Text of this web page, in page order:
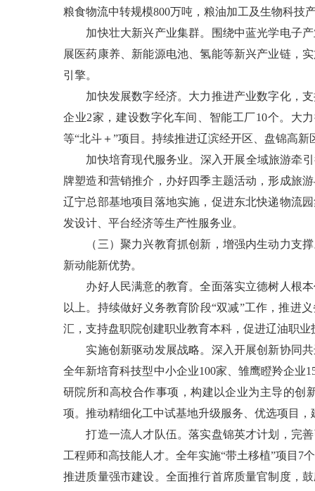
粮食物流中转规模800万吨，粮油加工及生物科技
加快壮大新兴产业集群。围绕中蓝光学电子产
展医药康养、新能源电池、氢能等新兴产业链，
引擎。
加快发展数字经济。大力推进产业数字化，支
企业2家，建设数字化车间、智能工厂10个。大
等“北斗＋”项目。持续推进辽滨经开区、盘锦高
加快培育现代服务业。深入开展全域旅游牵引
牌塑造和营销推介，办好四季主题活动，形成旅
辽宁总部基地项目落地实施，促进东北快递物流
发设计、平台经济等生产性服务业。
（三）聚力兴教育抓创新，增强内生动力支撑
新动能新优势。
办好人民满意的教育。全面落实立德树人根本
以上。持续做好义务教育阶段“双减”工作，推进
汇，支持盘职院创建职业教育本科，促进辽油职
实施创新驱动发展战略。深入开展创新协同共
全年新培育科技型中小企业100家、雏鹰瞪羚企业
研院所和高校合作事项，构建以企业为主导的创
项。推动精细化工中试基地升级服务、优选项目
打造一流人才队伍。落实盘锦英才计划，完善
工程师和高技能人才。全年实施“带土移植”项目7
推进质量强市建设。全面推行首席质量官制度，